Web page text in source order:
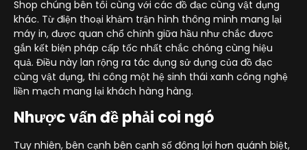
Shop chúng bên tôi cùng với các đồ đạc cùng vật dụng
khác. Từ điện thoại khảm trận hình thông minh mang lại
máy in, được quan chổ chính giữa hầu như chắc được
gắn kết biện pháp cấp tốc nhất chắc chóng cùng hiệu
quả. Điều này lan rộng ra tác dụng sử dụng của đồ đạc
cùng vật dụng, thi công một hệ sinh thái xanh công nghệ
liền mạch mang lại khách hàng hàng.
Nhược vấn đề phải coi ngó
Tuy nhiên, bên cạnh bên cạnh số đông lợi hơn quánh biệt,